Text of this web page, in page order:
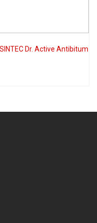
Dr. Active Antibitum